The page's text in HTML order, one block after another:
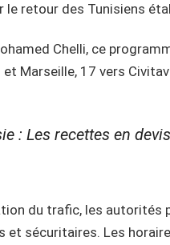
le retour des Tunisiens
Chelli, ce
et Marseille, 17 vers
: Les recettes en
du trafic, les
sécuritaires. Les